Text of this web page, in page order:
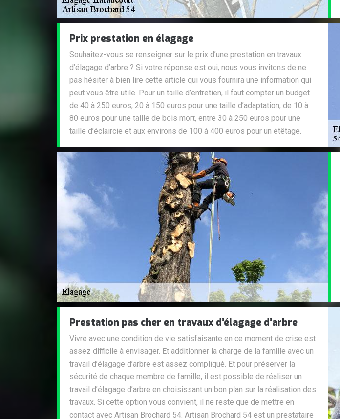
Prix prestation en élagage
Souhaitez-vous se renseigner sur le prix d’une prestation en travaux
d’élagage d’arbre ? Si votre réponse est oui, nous vous invitons de ne
pas hésiter à bien lire cette article qui vous fournira une information qui
peut vous être utile. Pour un taille d’entretien, il faut compter un budget
de 40 à 250 euros, 20 à 150 euros pour une taille d’adaptation, de 10 à
80 euros pour une taille de bois mort, entre 30 à 250 euros pour une
taille d’éclaircie et aux environs de 100 à 400 euros pour un étêtage.
Prestation pas cher en travaux d’élagage d’arbre
Vivre avec une condition de vie satisfaisante en ce moment de crise est
assez difficile à envisager. Et additionner la charge de la famille avec un
travail d’élagage d’arbre est assez compliqué. Et pour préserver la
sécurité de chaque membre de famille, il est possible de réaliser un
travail d’élagage d’arbre en choisissant un bon plan sur la réalisation des
travaux. Si cette option vous convient, il ne reste que de mettre en
contact avec Artisan Brochard 54. Artisan Brochard 54 est un prestataire